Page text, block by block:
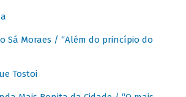
Sá Moraes / “Além do princípio do
Tostoi